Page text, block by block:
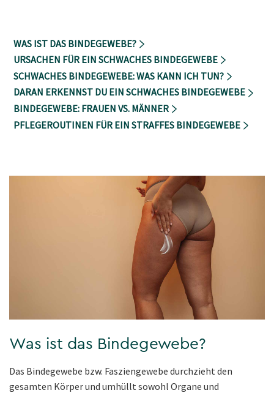
WAS IST DAS BINDEGEWEBE?
URSACHEN FÜR EIN SCHWACHES BINDEGEWEBE
SCHWACHES BINDEGEWEBE: WAS KANN ICH TUN?
DARAN ERKENNST DU EIN SCHWACHES BINDEGEWEBE
BINDEGEWEBE: FRAUEN VS. MÄNNER
PFLEGEROUTINEN FÜR EIN STRAFFES BINDEGEWEBE
Was ist das Bindegewebe?
Das Bindegewebe bzw. Fasziengewebe durchzieht den
gesamten Körper und umhüllt sowohl Organe und